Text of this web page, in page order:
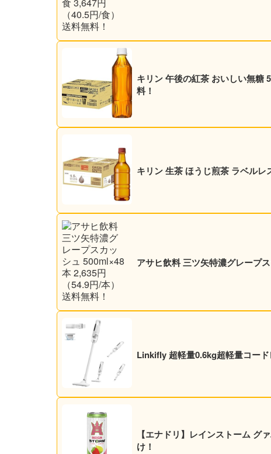
キリン 午後の紅茶 おいしい無糖
料！
キリン 生茶 ほうじ煎茶 ラベルレ
アサヒ飲料 三ツ矢特濃グレープ
Linkifly 超軽量0.6kg超軽量コー
【エナドリ】レインストーム グ
け！